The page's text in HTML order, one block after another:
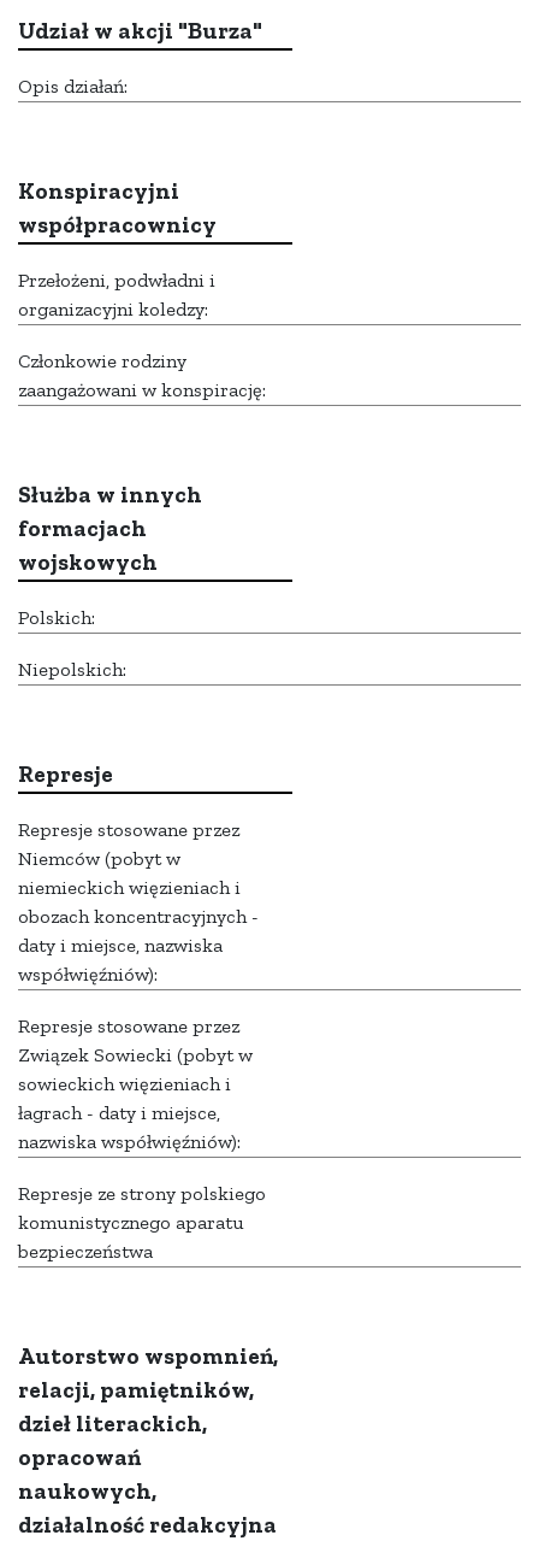
Udział w akcji "Burza"
Opis działań:
Konspiracyjni
współpracownicy
Przełożeni, podwładni i
organizacyjni koledzy:
Członkowie rodziny
zaangażowani w konspirację:
Służba w innych
formacjach
wojskowych
Polskich:
Niepolskich:
Represje
Represje stosowane przez
Niemców (pobyt w
niemieckich więzieniach i
obozach koncentracyjnych -
daty i miejsce, nazwiska
współwięźniów):
Represje stosowane przez
Związek Sowiecki (pobyt w
sowieckich więzieniach i
łagrach - daty i miejsce,
nazwiska współwięźniów):
Represje ze strony polskiego
komunistycznego aparatu
bezpieczeństwa
Autorstwo wspomnień,
relacji, pamiętników,
dzieł literackich,
opracowań
naukowych,
działalność redakcyjna